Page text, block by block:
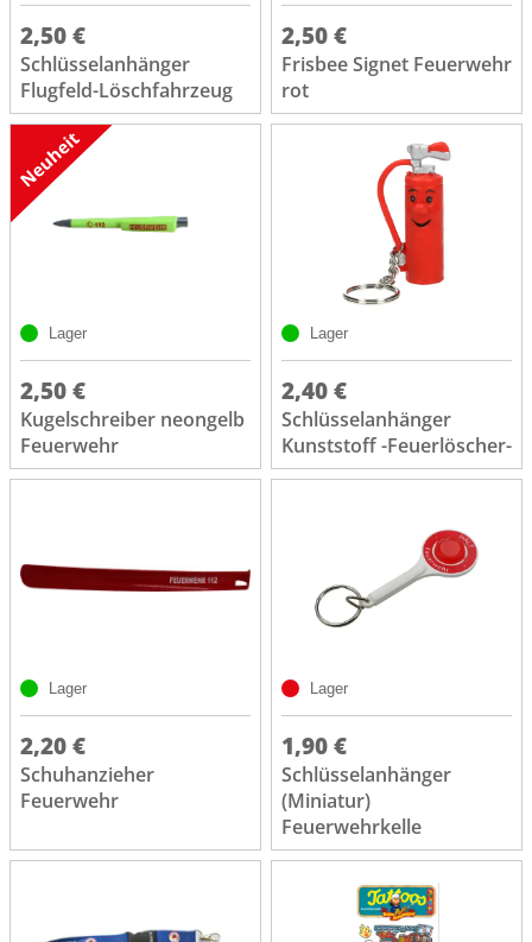
2,50 €
Schlüsselanhänger
Flugfeld-Löschfahrzeug
2,50 €
Frisbee Signet Feuerwehr
rot
Lager
2,50 €
Kugelschreiber neongelb
Feuerwehr
Lager
2,40 €
Schlüsselanhänger
Kunststoff -Feuerlöscher-
Lager
2,20 €
Schuhanzieher
Feuerwehr
Lager
1,90 €
Schlüsselanhänger
(Miniatur)
Feuerwehrkelle